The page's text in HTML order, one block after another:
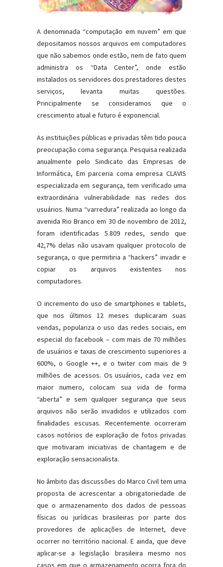
A denominada “computação em nuvem” em que
depositamos nossos arquivos em computadores
que não sabemos onde estão, nem de fato quem
administra os “Data Center”, onde estão
instalados os servidores dos prestadores destes
serviços, levanta muitas questões.
Principalmente se consideramos que o
crescimento atual e futuro é exponencial.
As instituições públicas e privadas têm tido pouca
preocupação coma segurança. Pesquisa realizada
anualmente pelo Sindicato das Empresas de
Informática, Em parceria coma empresa CLAVIS
especializada em segurança, tem verificado uma
extraordinária vulnerabilidade nas redes dos
usuários. Numa “varredura” realizada ao longo da
avenida Rio Branco em 30 de novembro de 2012,
foram identificadas 5.809 redes, sendo que
42,7% delas não usavam qualquer protocolo de
segurança, o que permitiria a “hackers” invadir e
copiar os arquivos existentes nos
computadores.
O incremento do uso de smartphones e tablets,
que nos últimos 12 meses duplicaram suas
vendas, populariza o uso das redes sociais, em
especial do facebook – com mais de 70 milhões
de usuários e taxas de crescimento superiores a
600%, o Google ++, e o twiter com mais de 9
milhões de acessos. Os usuários, cada vez em
maior numero, colocam sua vida de forma
“aberta” e sem qualquer segurança que seus
arquivos não serão invadidos e utilizados com
finalidades escusas. Recentemente ocorreram
casos notórios de exploração de fotos privadas
que motivaram iniciativas de chantagem e de
exploração sensacionalista.
No âmbito das discussões do Marco Civil tem uma
proposta de acrescentar a obrigatoriedade de
que o armazenamento dos dados de pessoas
físicas ou jurídicas brasileiras por parte dos
provedores de aplicações de Internet, deve
ocorrer no território nacional. E ainda, que deve
aplicar-se a legislação brasileira mesmo nos